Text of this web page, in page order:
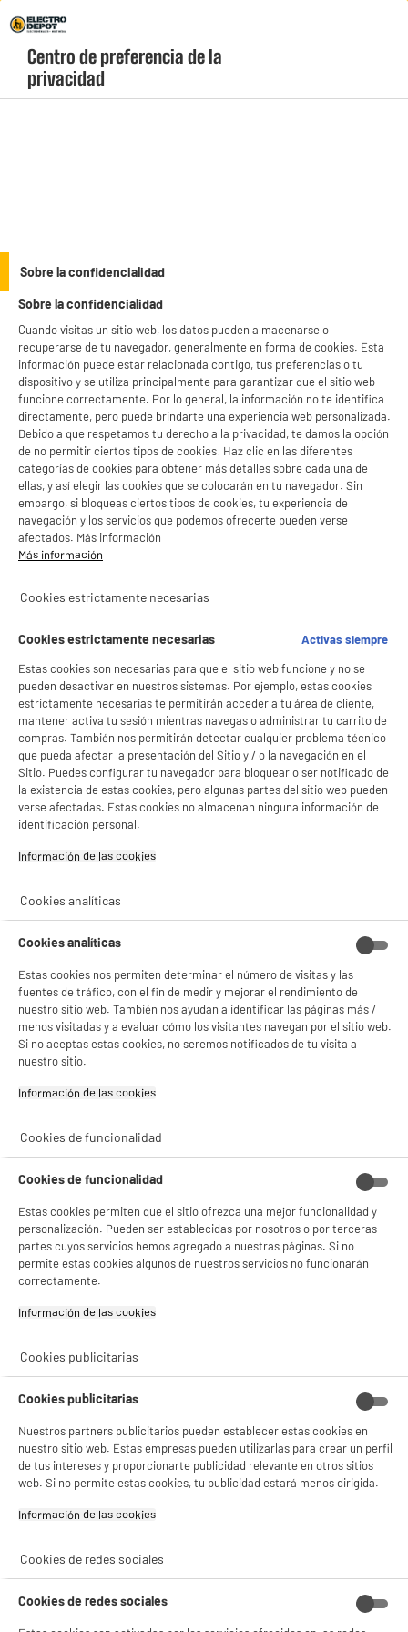
Menú
geolocation-header-icon-text
account
Televisores
Tablet LENOVO 11"IDEATAB-
8/128/2K+pen
★★★★★
★★★★★
198€96
Smart Tv EDENWOOD 43"
Recogida en tienda en 1H
Entrega a domicilio
Envío GRATIS
Rechazar todas
BIENVENIDO a ELECTRO
DEPOT
y sus socios utilizan cookies que procesan tus datos personales para:
- compartir contenido adaptado a tus preferencias
- ofrecer publicidad y comunicaciones personalizadas
- facilitar el intercambio de contenido en las redes sociales
- analizar el tráfico en nuestro sitio web Consulta la política de cookies.
Consulta la política de cookies.
Si aceptas, la experiencia será aún mejor. Si no acepta, se utilizarán cookies
estadísticas anónimas basadas en tu navegación. Puedes oponerte a su uso
gestionando sus cookies.
¡Buena visita!
✔ ACEPTAR TODAS
Centro de preferencia de la
privacidad
Sobre la confidencialidad
Sobre la confidencialidad
Cuando visitas un sitio web, los datos pueden almacenarse o
recuperarse de tu navegador, generalmente en forma de cookies. Esta
información puede estar relacionada contigo, tus preferencias o tu
dispositivo y se utiliza principalmente para garantizar que el sitio web
funcione correctamente. Por lo general, la información no te identifica
directamente, pero puede brindarte una experiencia web personalizada.
Debido a que respetamos tu derecho a la privacidad, te damos la opción
de no permitir ciertos tipos de cookies. Haz clic en las diferentes
categorías de cookies para obtener más detalles sobre cada una de
ellas, y así elegir las cookies que se colocarán en tu navegador. Sin
embargo, si bloqueas ciertos tipos de cookies, tu experiencia de
navegación y los servicios que podemos ofrecerte pueden verse
afectados. Más información
Más información
Cookies estrictamente necesarias
Cookies estrictamente necesarias
Activas siempre
Estas cookies son necesarias para que el sitio web funcione y no se
pueden desactivar en nuestros sistemas. Por ejemplo, estas cookies
estrictamente necesarias te permitirán acceder a tu área de cliente,
mantener activa tu sesión mientras navegas o administrar tu carrito de
compras. También nos permitirán detectar cualquier problema técnico
que pueda afectar la presentación del Sitio y / o la navegación en el
Sitio. Puedes configurar tu navegador para bloquear o ser notificado de
la existencia de estas cookies, pero algunas partes del sitio web pueden
verse afectadas. Estas cookies no almacenan ninguna información de
identificación personal.
Información de las cookies‎
Cookies analíticas
Cookies analíticas
Estas cookies nos permiten determinar el número de visitas y las
fuentes de tráfico, con el fin de medir y mejorar el rendimiento de
nuestro sitio web. También nos ayudan a identificar las páginas más /
menos visitadas y a evaluar cómo los visitantes navegan por el sitio web.
Si no aceptas estas cookies, no seremos notificados de tu visita a
nuestro sitio.
Información de las cookies‎
Cookies de funcionalidad
Cookies de funcionalidad
Estas cookies permiten que el sitio ofrezca una mejor funcionalidad y
personalización. Pueden ser establecidas por nosotros o por terceras
partes cuyos servicios hemos agregado a nuestras páginas. Si no
permite estas cookies algunos de nuestros servicios no funcionarán
correctamente.
Información de las cookies‎
Cookies publicitarias
Cookies publicitarias
Nuestros partners publicitarios pueden establecer estas cookies en
nuestro sitio web. Estas empresas pueden utilizarlas para crear un perfil
de tus intereses y proporcionarte publicidad relevante en otros sitios
web. Si no permite estas cookies, tu publicidad estará menos dirigida.
Información de las cookies‎
Cookies de redes sociales
Cookies de redes sociales